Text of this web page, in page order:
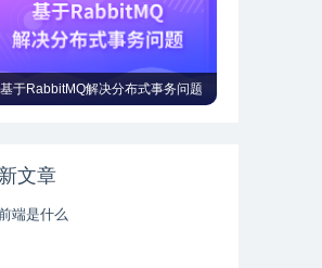
基于RabbitMQ解决分布式事务问题
文章
端是什么